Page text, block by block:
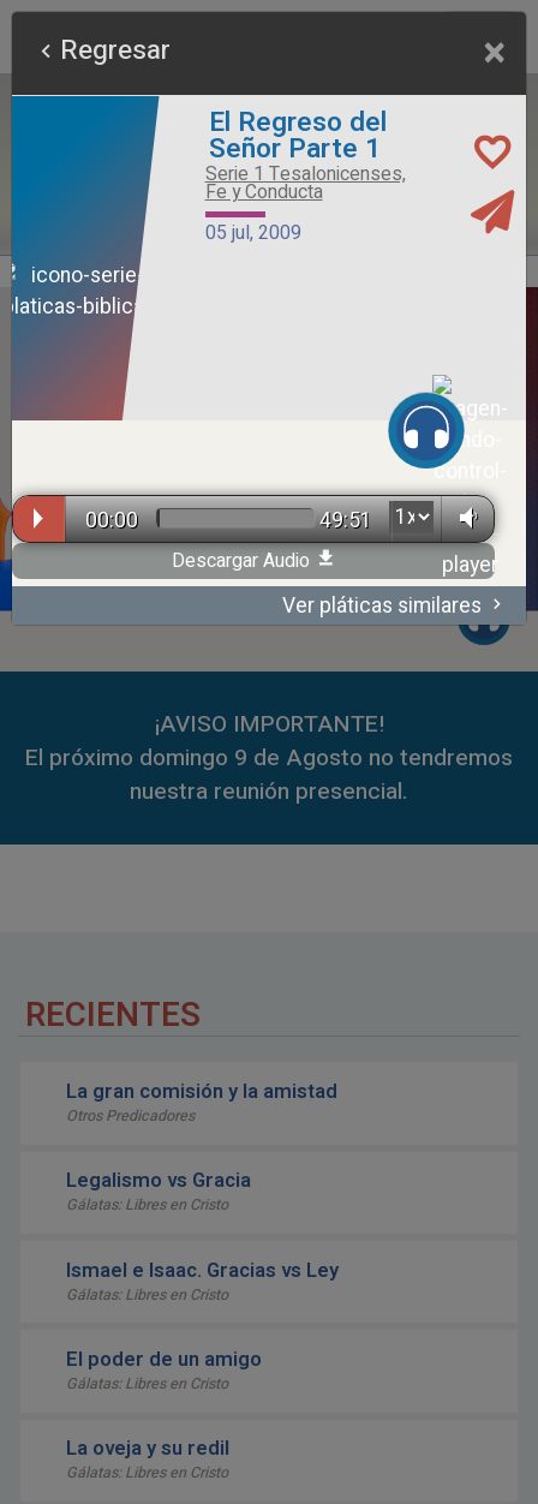
59:35
¡AVISO IMPORTANTE!
El próximo domingo 9 de Agosto no tendremos
nuestra reunión presencial.
RECIENTES
La gran comisión y la amistad
Otros Predicadores
Legalismo vs Gracia
Gálatas: Libres en Cristo
Ismael e Isaac. Gracias vs Ley
Gálatas: Libres en Cristo
El poder de un amigo
Gálatas: Libres en Cristo
La oveja y su redil
Gálatas: Libres en Cristo
Regresar ×
El Regreso del
Señor Parte 1
Serie 1 Tesalonicenses,
Fe y Conducta
05 jul, 2009
00:00 49:51
Descargar Audio
Ver pláticas similares